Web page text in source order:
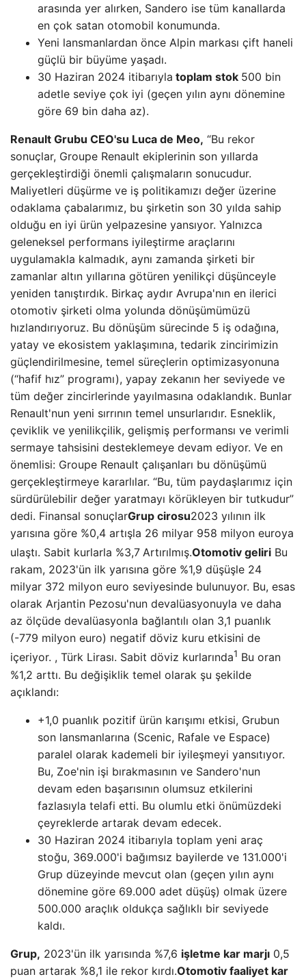
arasında yer alırken, Sandero ise tüm kanallarda
en çok satan otomobil konumunda.
Yeni lansmanlardan önce Alpin markası çift haneli
güçlü bir büyüme yaşadı.
30 Haziran 2024 itibarıyla toplam stok 500 bin
adetle seviye çok iyi (geçen yılın aynı dönemine
göre 69 bin daha az).
Renault Grubu CEO'su Luca de Meo, “Bu rekor
sonuçlar, Groupe Renault ekiplerinin son yıllarda
gerçekleştirdiği önemli çalışmaların sonucudur.
Maliyetleri düşürme ve iş politikamızı değer üzerine
odaklama çabalarımız, bu şirketin son 30 yılda sahip
olduğu en iyi ürün yelpazesine yansıyor. Yalnızca
geleneksel performans iyileştirme araçlarını
uygulamakla kalmadık, aynı zamanda şirketi bir
zamanlar altın yıllarına götüren yenilikçi düşünceyle
yeniden tanıştırdık. Birkaç aydır Avrupa'nın en ilerici
otomotiv şirketi olma yolunda dönüşümümüzü
hızlandırıyoruz. Bu dönüşüm sürecinde 5 iş odağına,
yatay ve ekosistem yaklaşımına, tedarik zincirimizin
güçlendirilmesine, temel süreçlerin optimizasyonuna
(“hafif hız” programı), yapay zekanın her seviyede ve
tüm değer zincirlerinde yayılmasına odaklandık. Bunlar
Renault'nun yeni sırrının temel unsurlarıdır. Esneklik,
çeviklik ve yenilikçilik, gelişmiş performansı ve verimli
sermaye tahsisini desteklemeye devam ediyor. Ve en
önemlisi: Groupe Renault çalışanları bu dönüşümü
gerçekleştirmeye kararlılar. “Bu, tüm paydaşlarımız için
sürdürülebilir değer yaratmayı körükleyen bir tutkudur”
dedi. Finansal sonuçlarGrup cirosu2023 yılının ilk
yarısına göre %0,4 artışla 26 milyar 958 milyon euroya
ulaştı. Sabit kurlarla %3,7 Artırılmış.Otomotiv geliri Bu
rakam, 2023'ün ilk yarısına göre %1,9 düşüşle 24
milyar 372 milyon euro seviyesinde bulunuyor. Bu, esas
olarak Arjantin Pezosu'nun devalüasyonuyla ve daha
az ölçüde devalüasyonla bağlantılı olan 3,1 puanlık
(-779 milyon euro) negatif döviz kuru etkisini de
içeriyor. , Türk Lirası. Sabit döviz kurlarında1 Bu oran
%1,2 arttı. Bu değişiklik temel olarak şu şekilde
açıklandı:
+1,0 puanlık pozitif ürün karışımı etkisi, Grubun
son lansmanlarına (Scenic, Rafale ve Espace)
paralel olarak kademeli bir iyileşmeyi yansıtıyor.
Bu, Zoe'nin işi bırakmasının ve Sandero'nun
devam eden başarısının olumsuz etkilerini
fazlasıyla telafi etti. Bu olumlu etki önümüzdeki
çeyreklerde artarak devam edecek.
30 Haziran 2024 itibarıyla toplam yeni araç
stoğu, 369.000'i bağımsız bayilerde ve 131.000'i
Grup düzeyinde mevcut olan (geçen yılın aynı
dönemine göre 69.000 adet düşüş) olmak üzere
500.000 araçlık oldukça sağlıklı bir seviyede
kaldı.
Grup, 2023'ün ilk yarısında %7,6 işletme kar marjı 0,5
puan artarak %8,1 ile rekor kırdı.Otomotiv faaliyet kar